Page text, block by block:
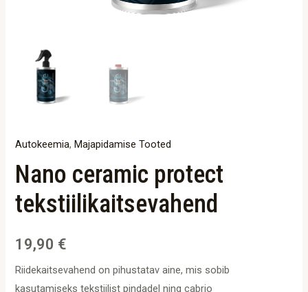
Autokeemia,Majapidamise Tooted
Nano ceramic protect
tekstiilikaitsevahend
19,90 €
Riidekaitsevahend on pihustatav aine, mis sobib
kasutamiseks tekstiilist pindadel ning cabrio